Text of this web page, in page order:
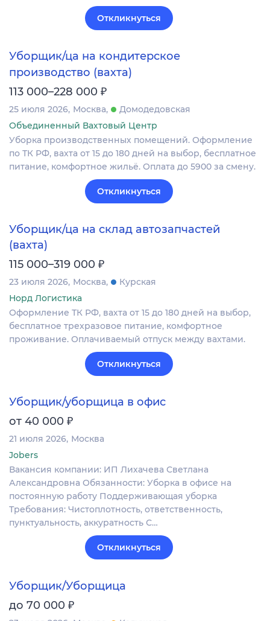
Откликнуться
Уборщик/ца на кондитерское
производство (вахта)
113 000–228 000 ₽
25 июля 2026 Москва
Домодедовская
Объединенный Вахтовый Центр
Уборка производственных помещений. Оформление
по ТК РФ, вахта от 15 до 180 дней на выбор, бесплатное
питание, комфортное жильё. Оплата до 5900 за смену.
Откликнуться
Уборщик/ца на склад автозапчастей
(вахта)
115 000–319 000 ₽
23 июля 2026 Москва
Курская
Норд Логистика
Оформление ТК РФ, вахта от 15 до 180 дней на выбор,
бесплатное трехразовое питание, комфортное
проживание. Оплачиваемый отпуск между вахтами.
Откликнуться
Уборщик/уборщица в офис
от 40 000 ₽
21 июля 2026 Москва
Jobers
Вакансия компании: ИП Лихачева Светлана
Александровна Обязанности: Уборка в офисе на
постоянную работу Поддерживающая уборка
Требования: Чистоплотность, ответственность,
пунктуальность, аккуратность С…
Откликнуться
Уборщик/Уборщица
до 70 000 ₽